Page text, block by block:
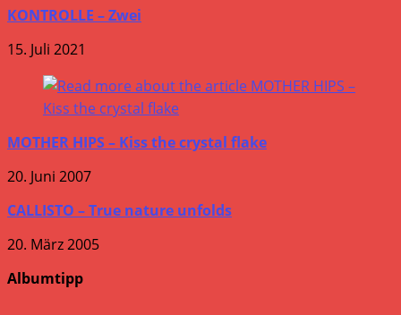
KONTROLLE – Zwei
15. Juli 2021
MOTHER HIPS – Kiss the crystal flake
20. Juni 2007
CALLISTO – True nature unfolds
20. März 2005
Albumtipp